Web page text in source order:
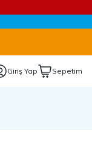
Giriş Yap Sepetim